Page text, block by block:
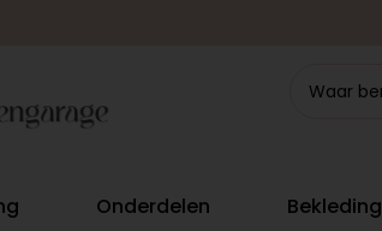
Onderdelen Bekleding